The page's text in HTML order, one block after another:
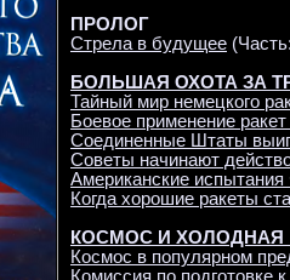
ПРОЛОГ
Стрела в будущее
БОЛЬШАЯ ОХОТА ЗА
Тайный мир немецкого
Боевое применение
Соединенные Штаты
Советы начинают
Американские
Когда хорошие ракеты
КОСМОС И ХОЛОДНАЯ
Космос в популярном
Комиссия по подготовке